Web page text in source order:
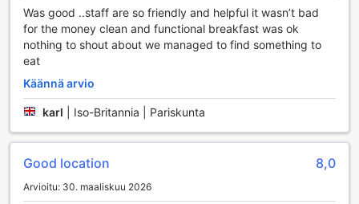
ja se on täydellinen paikka nauttia auringosta tai kokeilla
erilaisia vesiurheilulajeja, kuten snorklausta ja melontaa.
Vesiurheilun ystäville Lanta Seafront Resort tarjoaa monia
ei-moottoroituja vaihtoehtoja, jotka vievät sinut lähemmäksi
sukellusta ja tutustua värikkäisiin koralliriuttoihin ja
merieläimiin. Lisäksi alueella on upeita vaellusreittejä, jotka
vievät sinut läpi lumoavien maisemien ja antavat
mahdollisuuden tutustua saaren kauniiseen luontoon. Lanta
joka arvostaa sekä rentoutumista että seikkailua.
Lanta Seafront Resortin Kätevyyspalvelut
Was good ..staff are so friendly and helpful it wasn’t bad
for the money clean and functional breakfast was ok
nothing to shout about we managed to find something to
eat
Käännä arvio
karl Iso-Britannia | Pariskunta
Good location 8,0
Arvioitu: 30. maaliskuu 2026